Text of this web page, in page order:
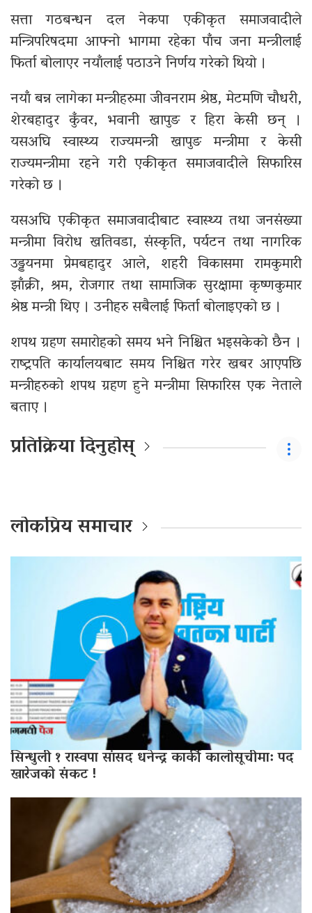
सत्ता गठबन्धन दल नेकपा एकीकृत समाजवादीले
मन्त्रिपरिषदमा आफ्नो भागमा रहेका पाँच जना मन्त्रीलाई
फिर्ता बोलाएर नयाँलाई पठाउने निर्णय गरेको थियो ।
नयाँ बन्न लागेका मन्त्रीहरुमा जीवनराम श्रेष्ठ, मेटमणि चौधरी,
शेरबहादुर कुँवर, भवानी खापुङ र हिरा केसी छन् ।
यसअघि स्वास्थ्य राज्यमन्त्री खापुङ मन्त्रीमा र केसी
राज्यमन्त्रीमा रहने गरी एकीकृत समाजवादीले सिफारिस
गरेको छ ।
यसअघि एकीकृत समाजवादीबाट स्वास्थ्य तथा जनसंख्या
मन्त्रीमा विरोध खतिवडा, संस्कृति, पर्यटन तथा नागरिक
उड्डयनमा प्रेमबहादुर आले, शहरी विकासमा रामकुमारी
झाँक्री, श्रम, रोजगार तथा सामाजिक सुरक्षामा कृष्णकुमार
श्रेष्ठ मन्त्री थिए । उनीहरु सबैलाई फिर्ता बोलाइएको छ ।
शपथ ग्रहण समारोहको समय भने निश्चित भइसकेको छैन ।
राष्ट्रपति कार्यालयबाट समय निश्चित गरेर खबर आएपछि
मन्त्रीहरुको शपथ ग्रहण हुने मन्त्रीमा सिफारिस एक नेताले
बताए ।
प्रतिक्रिया दिनुहोस्
लोकप्रिय समाचार
सिन्धुली १ रास्वपा सांसद धनेन्द्र कार्की कालोसूचीमा: पद
खारेजको संकट !